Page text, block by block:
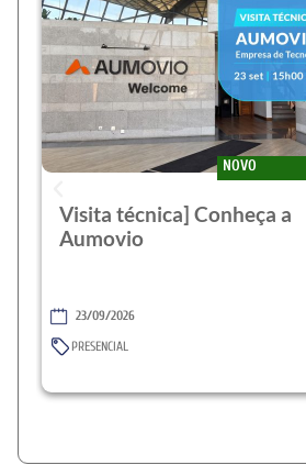
NOVO
Visita técnica] Conheça a
Aumovio
23/09/2026
PRESENCIAL